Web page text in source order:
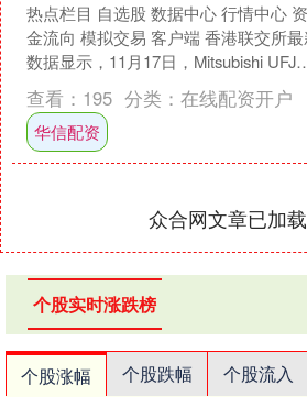
热点栏目 自选股 数据中心 行情中心 资
金流向 模拟交易 客户端 香港联交所
数据显示，11月17日，Mitsubishi UFJ
Financial Gro....
查看： 195 分类： 在线配资开户
华信配资
众合网文章已加
个股实时涨跌榜
个股涨幅 个股跌幅 个股流入